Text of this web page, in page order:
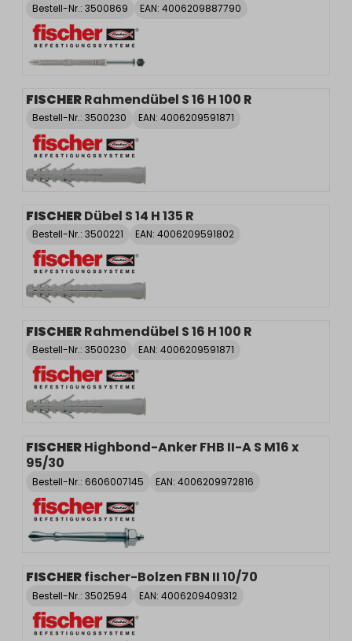
Bestell-Nr.: 3500869 EAN: 4006209887790
FISCHERRahmendübel S 16 H 100 R
Bestell-Nr.: 3500230 EAN: 4006209591871
FISCHERDübel S 14 H 135 R
Bestell-Nr.: 3500221 EAN: 4006209591802
FISCHERRahmendübel S 16 H 100 R
Bestell-Nr.: 3500230 EAN: 4006209591871
FISCHERHighbond-Anker FHB II-A S M16 x
95/30
Bestell-Nr.: 6606007145 EAN: 4006209972816
FISCHERfischer-Bolzen FBN II 10/70
Bestell-Nr.: 3502594 EAN: 4006209409312